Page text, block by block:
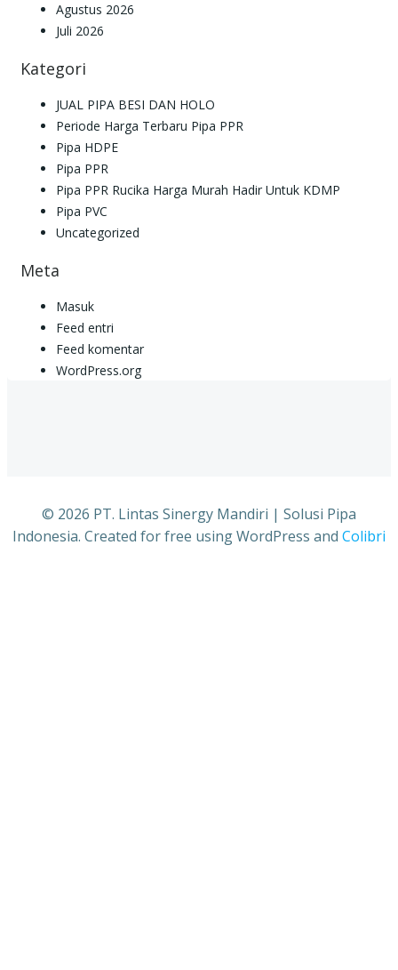
Agustus 2026
Juli 2026
Kategori
JUAL PIPA BESI DAN HOLO
Periode Harga Terbaru Pipa PPR
Pipa HDPE
Pipa PPR
Pipa PPR Rucika Harga Murah Hadir Untuk KDMP
Pipa PVC
Uncategorized
Meta
Masuk
Feed entri
Feed komentar
WordPress.org
© 2026 PT. Lintas Sinergy Mandiri | Solusi Pipa
Indonesia. Created for free using WordPress and Colibri